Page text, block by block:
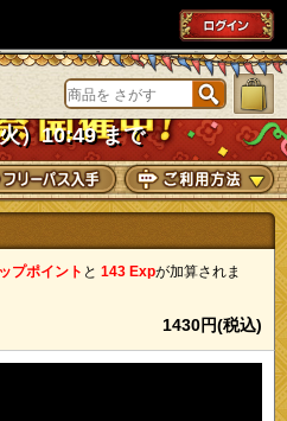
DQXショップ
）10:49 まで
プポイント と 143 Expが加算されま
1430円(税込)